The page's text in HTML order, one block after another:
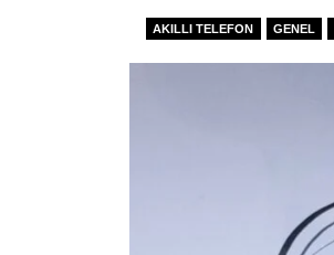
AKILLI TELEFON GENEL